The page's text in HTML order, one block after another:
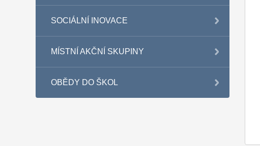
SOCIÁLNÍ INOVACE
MÍSTNÍ AKČNÍ SKUPINY
OBĚDY DO ŠKOL